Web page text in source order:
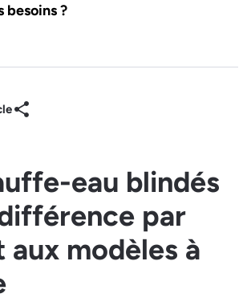
besoins ?
eau blindés
par
modèles à